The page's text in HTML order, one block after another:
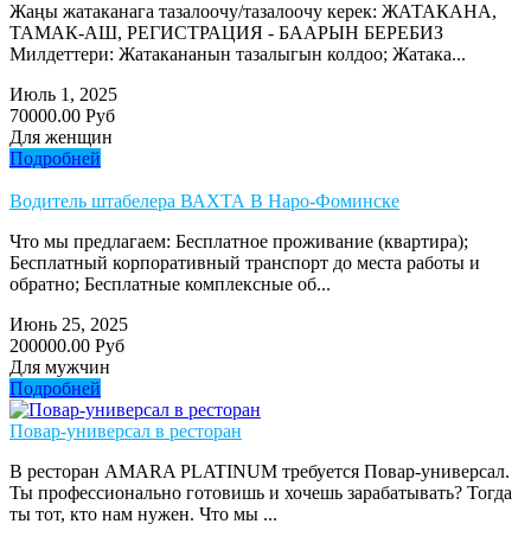
Жаңы жатаканага тазалоочу/тазалоочу керек: ЖАТАКАНА,
ТАМАК-АШ, РЕГИСТРАЦИЯ - БААРЫН БЕРЕБИЗ
Милдеттери: Жатакананын тазалыгын колдоо; Жатака...
Июль 1, 2025
70000.00 Руб
Для женщин
Подробней
Водитель штабелера ВАХТА В Наро-Фоминске
Что мы предлагаем: Бесплатное проживание (квартира);
Бесплатный корпоративный транспорт до места работы и
обратно; Бесплатные комплексные об...
Июнь 25, 2025
200000.00 Руб
Для мужчин
Подробней
Повар-универсал в ресторан
В ресторан AMARA PLATINUM требуется Повар-универсал.
Ты профессионально готовишь и хочешь зарабатывать? Тогда
ты тот, кто нам нужен. Что мы ...